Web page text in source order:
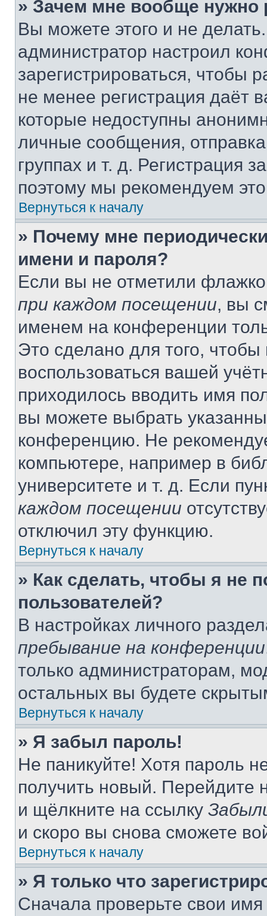
» Зачем мне вообще нужно
Вы можете этого и не
администратор настроил
зарегистрироваться, чтобы
не менее регистрация даёт
которые недоступны
личные сообщения,
группах и т. д. Регистрация
поэтому мы рекомендуем
Вернуться к началу
» Почему мне
имени и пароля?
Если вы не отметили
при каждом посещении, вы
именем на конференции
Это сделано для того, чтобы
воспользоваться вашей
приходилось вводить имя
вы можете выбрать
конференцию. Не
компьютере, например в
университете и т. д. Если
каждом посещении
отключил эту функцию.
Вернуться к началу
» Как сделать, чтобы я не
пользователей?
В настройках личного
пребывание на конференции
только администраторам,
остальных вы будете
Вернуться к началу
» Я забыл пароль!
Не паникуйте! Хотя пароль
получить новый. Перейдите
и щёлкните на ссылку
и скоро вы снова сможете
Вернуться к началу
» Я только что
Сначала проверьте свои